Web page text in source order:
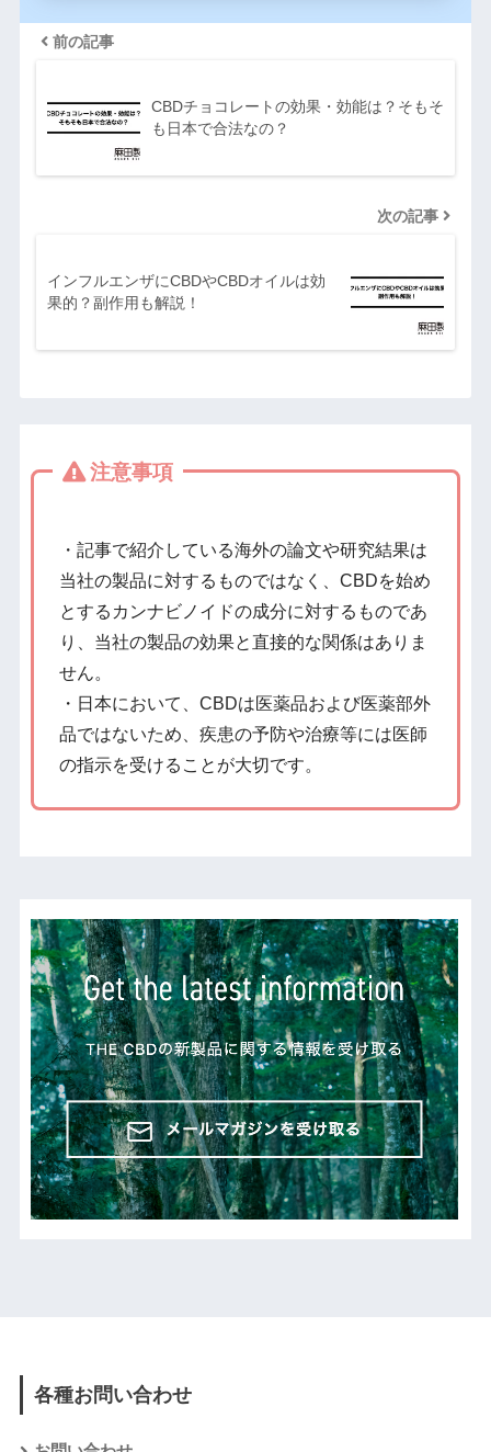
前の記事
CBDチョコレートの効果・効能は？そもそ
も日本で合法なの？
次の記事
インフルエンザにCBDやCBDオイルは効
果的？副作用も解説！
注意事項
・記事で紹介している海外の論文や研究結果は
当社の製品に対するものではなく、CBDを始め
とするカンナビノイドの成分に対するものであ
り、当社の製品の効果と直接的な関係はありま
せん。
・日本において、CBDは医薬品および医薬部外
品ではないため、疾患の予防や治療等には医師
の指示を受けることが大切です。
各種お問い合わせ